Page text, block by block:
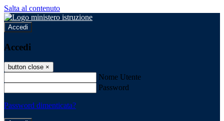
Salta al contenuto
Accedi
Accedi
button close ×
Nome Utente
Password
Password dimenticata?